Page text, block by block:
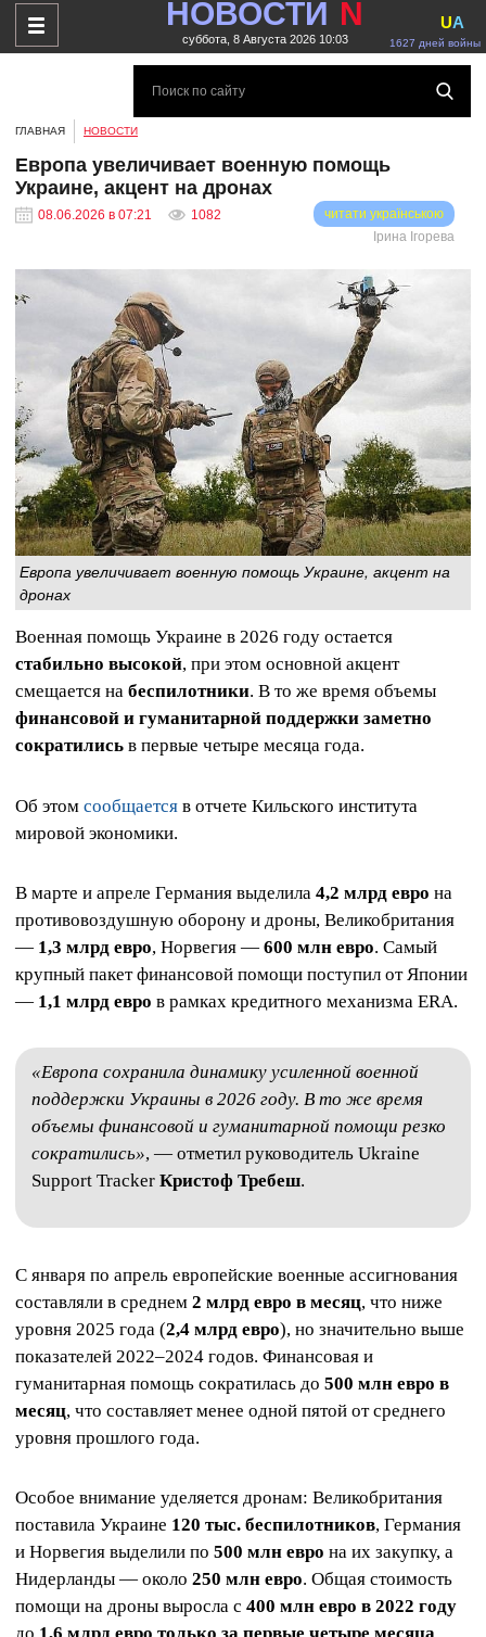
НОВОСТИ N
суббота, 8 Августа 2026 10:03 1627 дней войны
UA
ГЛАВНАЯ НОВОСТИ
Европа увеличивает военную помощь
Украине, акцент на дронах
08.06.2026 в 07:21 1082
читати українською
Ірина Ігорева
Европа увеличивает военную помощь Украине, акцент на
дронах
Военная помощь Украине в 2026 году остается
стабильно высокой, при этом основной акцент
смещается на беспилотники. В то же время объемы
финансовой и гуманитарной поддержки заметно
сократились в первые четыре месяца года.
Об этом сообщается в отчете Кильского института
мировой экономики.
В марте и апреле Германия выделила 4,2 млрд евро на
противовоздушную оборону и дроны, Великобритания
— 1,3 млрд евро, Норвегия — 600 млн евро. Самый
крупный пакет финансовой помощи поступил от Японии
— 1,1 млрд евро в рамках кредитного механизма ERA.
«Европа сохранила динамику усиленной военной
поддержки Украины в 2026 году. В то же время
объемы финансовой и гуманитарной помощи резко
сократились», — отметил руководитель Ukraine
Support Tracker Кристоф Требеш.
С января по апрель европейские военные ассигнования
составляли в среднем 2 млрд евро в месяц, что ниже
уровня 2025 года (2,4 млрд евро), но значительно выше
показателей 2022–2024 годов. Финансовая и
гуманитарная помощь сократилась до 500 млн евро в
месяц, что составляет менее одной пятой от среднего
уровня прошлого года.
Особое внимание уделяется дронам: Великобритания
поставила Украине 120 тыс. беспилотников, Германия
и Норвегия выделили по 500 млн евро на их закупку, а
Нидерланды — около 250 млн евро. Общая стоимость
помощи на дроны выросла с 400 млн евро в 2022 году